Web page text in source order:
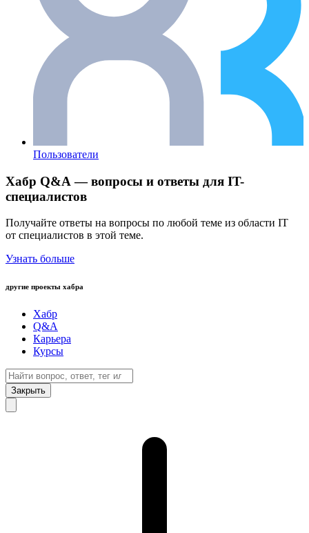
Пользователи
Хабр Q&A — вопросы и ответы для IT-
специалистов
Получайте ответы на вопросы по любой теме из области IT
от специалистов в этой теме.
Узнать больше
другие проекты хабра
Хабр
Q&A
Карьера
Курсы
Закрыть